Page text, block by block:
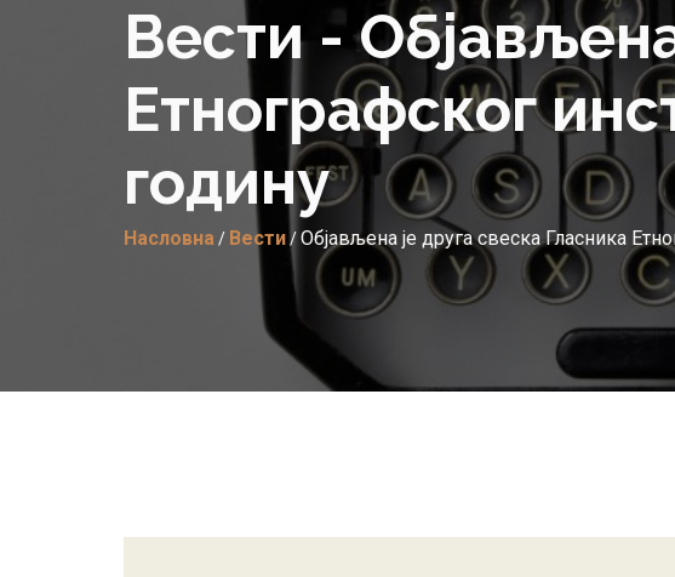
Вести -
Етнографског
годину
Насловна / Вести/Објављена је друга свеска Гласника